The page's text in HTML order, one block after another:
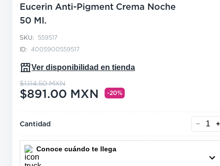
Eucerin Anti-Pigment Crema Noche
50 Ml.
SKU:
559517
ID: 4005900559517
Ver disponibilidad en tienda
$1,114.50 MXN
precio original $1,114.50
$891.00 MXN
precio actual $891.00
-20%
Cantidad − +
Conoce cuándo te llega